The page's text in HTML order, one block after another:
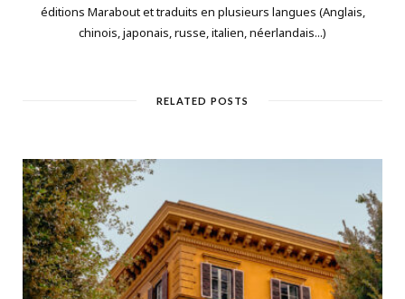
éditions Marabout et traduits en plusieurs langues (Anglais,
chinois, japonais, russe, italien, néerlandais...)
RELATED POSTS